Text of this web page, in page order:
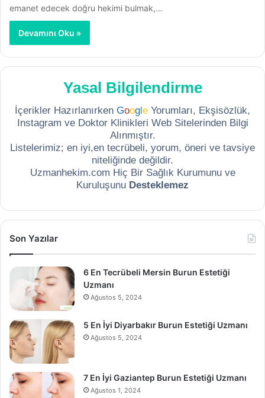
emanet edecek doğru hekimi bulmak,…
Devamını Oku »
Yasal Bilgilendirme
İçerikler Hazırlanırken Goog e Yorumları, Ekşisözlük,
Instagram ve Doktor Klinikleri Web Sitelerinden Bilgi
Alınmıştır.
Listelerimiz; en iyi,en tecrübeli, yorum, öneri ve tavsiye
niteliğinde değildir.
Uzmanhekim.com Hiç Bir Sağlık Kurumunu ve
Kuruluşunu Desteklemez
Son Yazılar
6 En Tecrübeli Mersin Burun Estetiği
Uzmanı
Ağustos 5, 2024
5 En İyi Diyarbakır Burun Estetiği Uzmanı
Ağustos 5, 2024
7 En İyi Gaziantep Burun Estetiği Uzmanı
Ağustos 1, 2024